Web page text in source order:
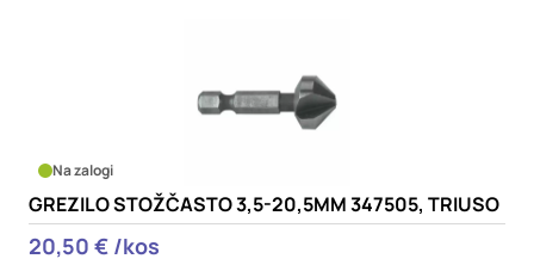
Na zalogi
GREZILO STOŽČASTO 3,5-20,5MM 347505, TRIUSO
20,50 € /kos